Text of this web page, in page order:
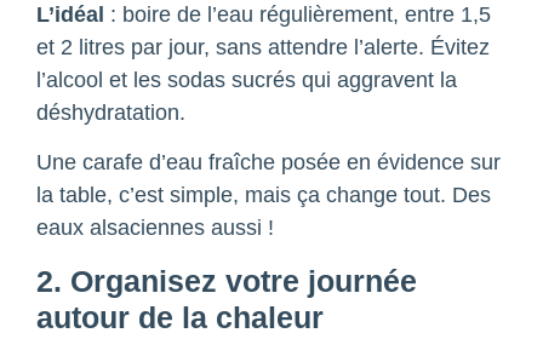
L’idéal : boire de l’eau régulièrement, entre 1,5
et 2 litres par jour, sans attendre l’alerte. Évitez
l’alcool et les sodas sucrés qui aggravent la
déshydratation.
Une carafe d’eau fraîche posée en évidence sur
la table, c’est simple, mais ça change tout. Des
eaux alsaciennes aussi !
2. Organisez votre journée
autour de la chaleur